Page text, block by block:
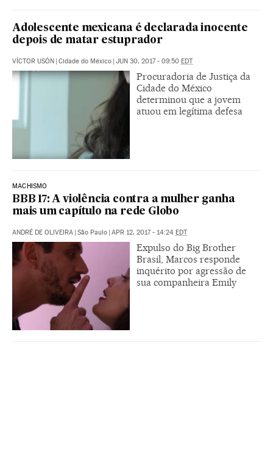
Adolescente mexicana é declarada inocente
depois de matar estuprador
VÍCTOR USÓN | Cidade do México | JUN 30, 2017 - 09:50 EDT
Procuradoria de Justiça da
Cidade do México
determinou que a jovem
atuou em legítima defesa
MACHISMO
BBB 17: A violência contra a mulher ganha
mais um capítulo na rede Globo
ANDRÉ DE OLIVEIRA | São Paulo | APR 12, 2017 - 14:24 EDT
Expulso do Big Brother
Brasil, Marcos responde
inquérito por agressão de
sua companheira Emily